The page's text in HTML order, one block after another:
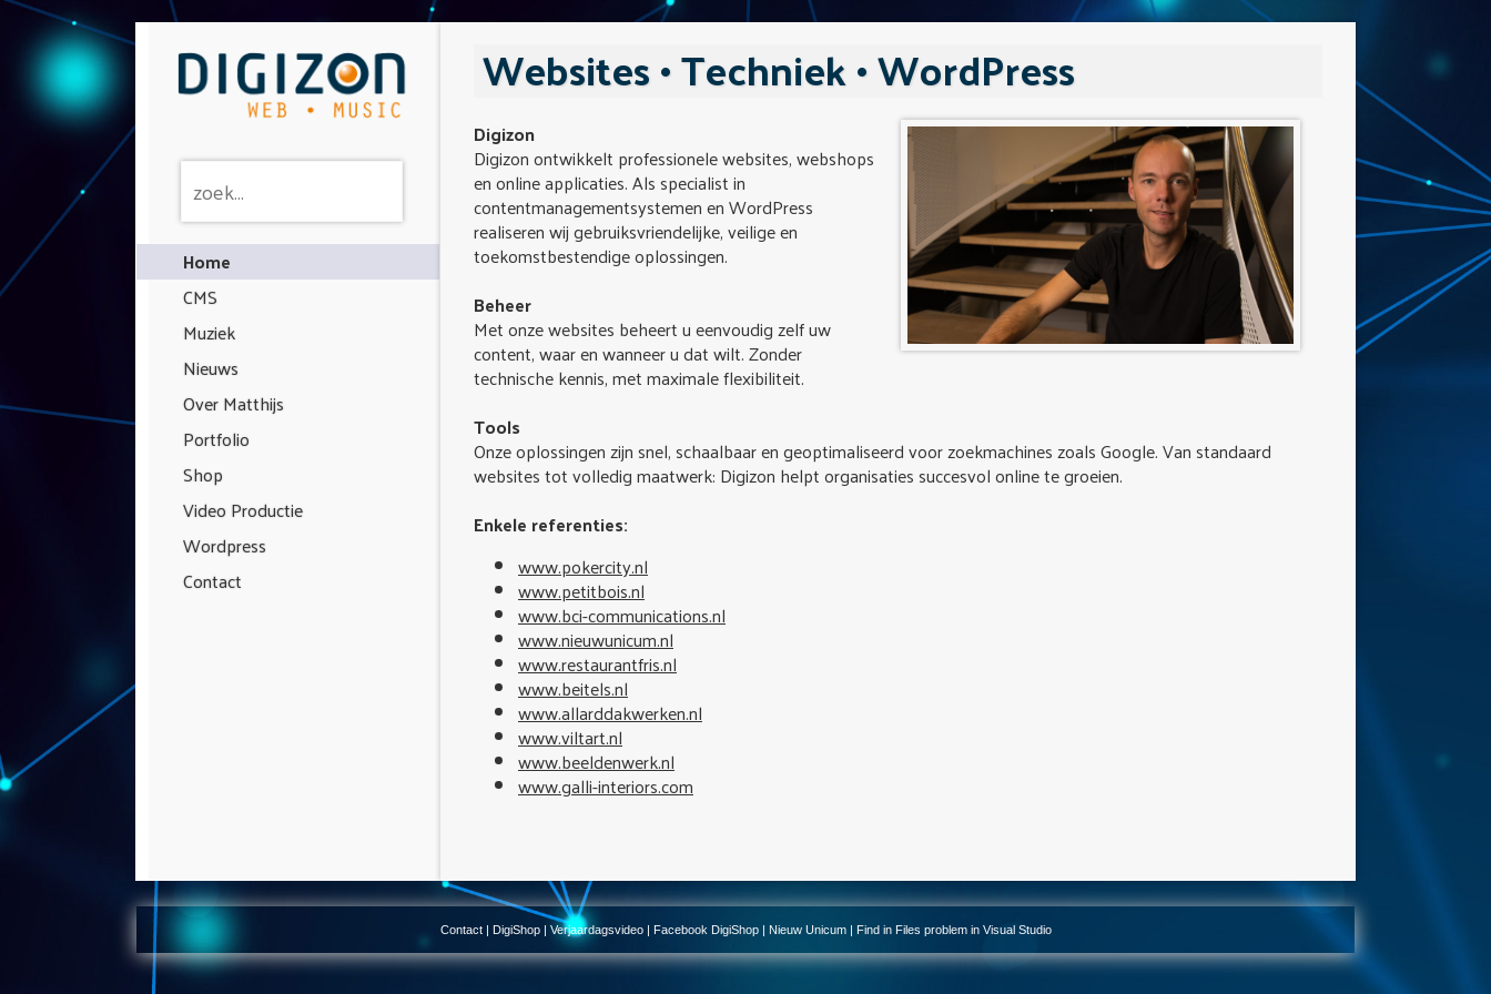
Home
CMS
Muziek
Nieuws
Over Matthijs
Portfolio
Shop
Video Productie
Wordpress
Contact
Websites • Techniek • WordPress
Digizon
Digizon ontwikkelt professionele websites, webshops
en online applicaties. Als specialist in
contentmanagementsystemen en WordPress
realiseren wij gebruiksvriendelijke, veilige en
toekomstbestendige oplossingen.
Beheer
Met onze websites beheert u eenvoudig zelf uw
content, waar en wanneer u dat wilt. Zonder
technische kennis, met maximale flexibiliteit.
Tools
Onze oplossingen zijn snel, schaalbaar en geoptimaliseerd voor zoekmachines zoals Google. Van standaard
websites tot volledig maatwerk: Digizon helpt organisaties succesvol online te groeien.
Enkele referenties:
www.pokercity.nl
www.petitbois.nl
www.bci-communications.nl
www.nieuwunicum.nl
www.restaurantfris.nl
www.beitels.nl
www.allarddakwerken.nl
www.viltart.nl
www.beeldenwerk.nl
www.galli-interiors.com
Contact| DigiShop| Verjaardagsvideo| Facebook DigiShop| Nieuw Unicum| Find in Files problem in Visual Studio